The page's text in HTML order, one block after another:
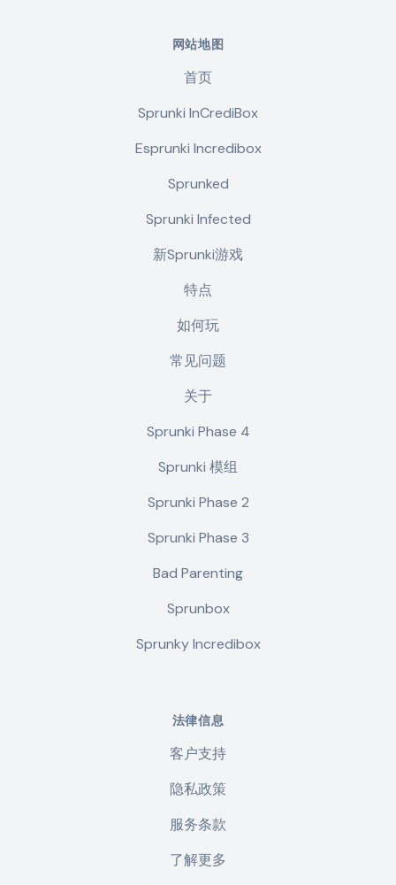
网站地图
首页
Sprunki InCrediBox
Esprunki Incredibox
Sprunked
Sprunki Infected
新Sprunki游戏
特点
如何玩
常见问题
关于
Sprunki Phase 4
Sprunki 模组
Sprunki Phase 2
Sprunki Phase 3
Bad Parenting
Sprunbox
Sprunky Incredibox
法律信息
客户支持
隐私政策
服务条款
了解更多